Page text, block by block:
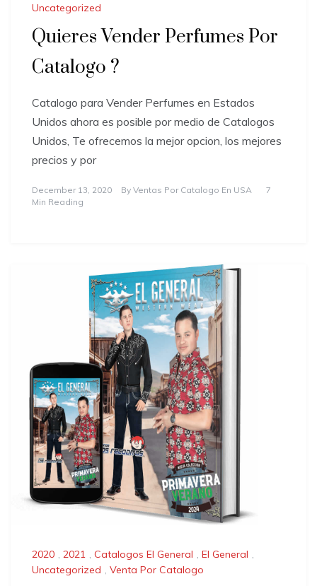
Uncategorized
Quieres Vender Perfumes Por
Catalogo ?
Catalogo para Vender Perfumes en Estados
Unidos ahora es posible por medio de Catalogos
Unidos, Te ofrecemos la mejor opcion, los mejores
precios y por
December 13, 2020 By Ventas Por Catalogo En USA
7
Min Reading
2020 , 2021 , Catalogos El General , El General ,
Uncategorized , Venta Por Catalogo